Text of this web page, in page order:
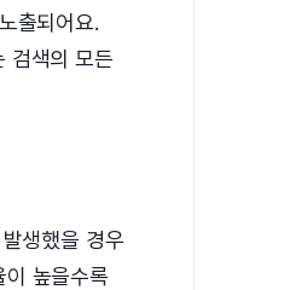
출되어요.
검색의 모든
생했을 경우
높을수록